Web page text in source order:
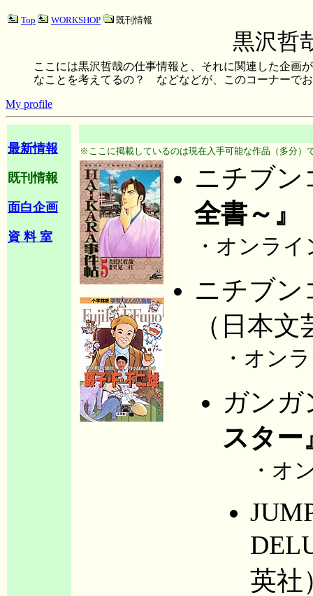
Top WORKSHOP 既刊情報
黒沢哲
ここには黒沢哲哉の仕事情報と、それに関連した企
なことを考えてるの？ などなどが、このコーナーで
My profile
最新情報
既刊情報
面白企画
資 料 室
※ここに掲載しているのは現在入手可能な作品（多分）
ニチブン
全書～』
・オンラ
ニチブン
（日本
・オン
ガンガ
スター
・オ
英社